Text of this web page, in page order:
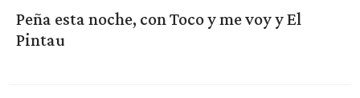
Peña esta noche, con Toco y me voy y El
Pintau